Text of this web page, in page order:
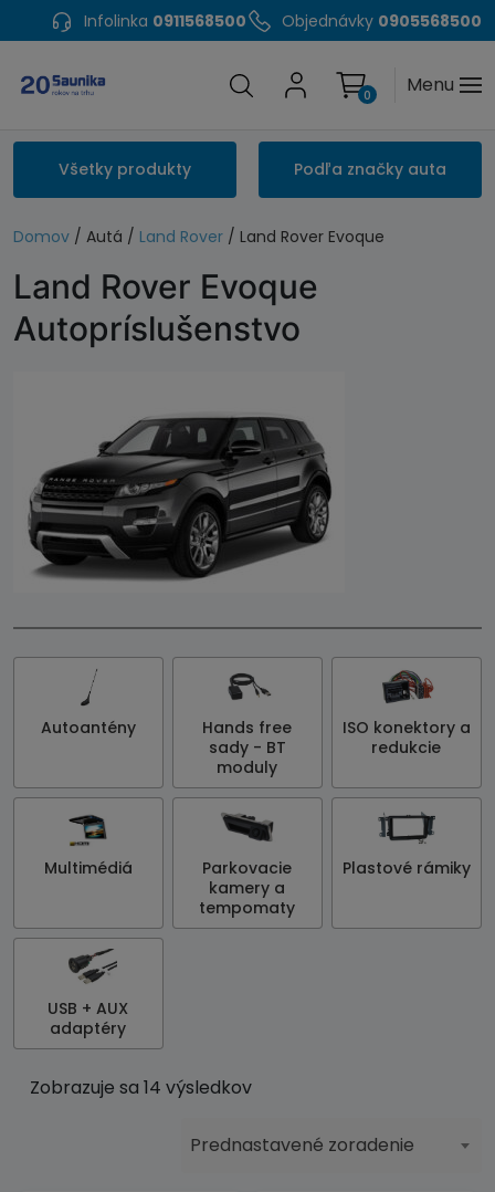
Infolinka 0911568500 Objednávky 0905568500
Menu
0
Všetky produkty Podľa značky auta
Domov / Autá / Land Rover / Land Rover Evoque
Land Rover Evoque
Autopríslušenstvo
Autoantény
Hands free
sady - BT
moduly
ISO konektory a
redukcie
Multimédiá
Parkovacie
kamery a
tempomaty
Plastové rámiky
USB + AUX
adaptéry
Zobrazuje sa 14 výsledkov
Prednastavené zoradenie